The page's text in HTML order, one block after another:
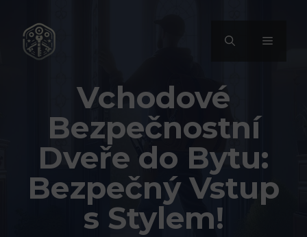
obsah
MENU
Vchodové
Bezpečnostní
Dveře do Bytu:
Bezpečný Vstup
s Stylem!